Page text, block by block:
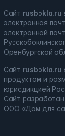
Сайт rusbokla.ru
электронная
электронной
Оренбургской
Сайт rusbokla.ru
продуктом и
юрисдикцией
Сайт разработан
ООО «Дом для